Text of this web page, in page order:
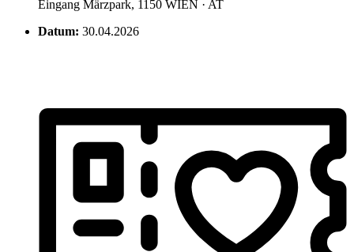
Eingang Märzpark, 1150 WIEN · AT
Datum: 30.04.2026